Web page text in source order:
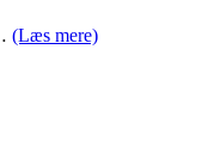
(Læs mere)